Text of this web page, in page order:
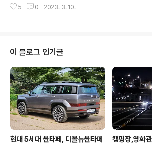
는 만족도가 상당히 높아 각종 설문조사에서 꽤나 오랫동
분명하게 물어봤습니다. 배터리 말고 다른 곳은 이상이 없
나 하는 마음에 차량의 이곳저곳을 살펴보니 역시나 문제
가 있더군요. 바로 번호판등이 하나 꺼져 있다는 점이었습
니다. 필라멘트 상태가 좋지 못한지 어떨 때는 켜지고 어떨
때는 꺼져 있던데 이런 경우 필라멘트가 왔다갔다 하기 때
문에 금새 고장이 나게 됩니다. 1. 준비물 번호판등 전구 :
w5w 규격 전구 2개 (한 번..
5 0 2023. 3. 10.
이 블로그 인기글
현대 5세대 싼타페, 디올뉴싼타페
캠핑장,영화